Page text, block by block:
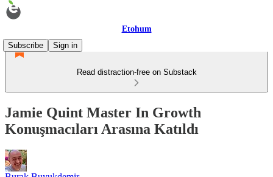
Etohum
Subscribe
Sign in
Read distraction-free on Substack
Jamie Quint Master In Growth
Konuşmacıları Arasına Katıldı